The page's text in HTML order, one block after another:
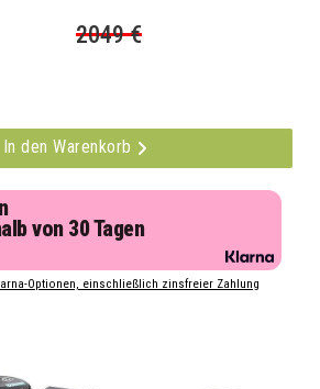
2049 €
In den Warenkorb
von 30 Tagen
Optionen, einschließlich zinsfreier Zahlung